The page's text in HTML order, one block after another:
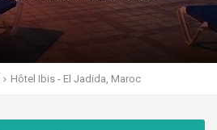
Hôtel Ibis - El Jadida, Maroc